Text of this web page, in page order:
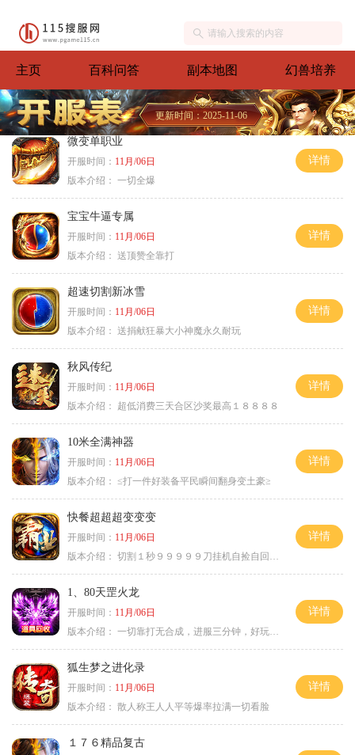
主页 百科问答 副本地图 幻兽培养
更新时间：2025-11-06
微变单职业
开服时间： 11月/06日
版本介绍： 一切全爆
详情
宝宝牛逼专属
开服时间： 11月/06日
版本介绍： 送顶赞全靠打
详情
超速切割新冰雪
开服时间： 11月/06日
版本介绍： 送捐献狂暴大小神魔永久耐玩
详情
秋风传纪
开服时间： 11月/06日
版本介绍：
超低消费三天合区沙奖最高１８８８８
详情
10米全满神器
开服时间： 11月/06日
版本介绍： ≤打一件好装备平民瞬间翻身变土豪≥
详情
快餐超超超变变变
开服时间： 11月/06日
版本介绍： 切割１秒９９９９９刀挂机自捡自回０血不
详情
1、80天罡火龙
开服时间： 11月/06日
版本介绍： 一切靠打无合成，进服三分钟，好玩一整年。
详情
狐生梦之进化录
开服时间： 11月/06日
版本介绍： 散人称王人人平等爆率拉满一切看脸
详情
１７６精品复古